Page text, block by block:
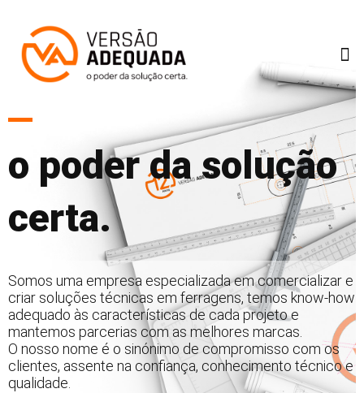
o poder da solução
certa.
Somos uma empresa especializada em comercializar e
criar soluções técnicas em ferragens, temos know-how
adequado às características de cada projeto e
mantemos parcerias com as melhores marcas.
O nosso nome é o sinónimo de compromisso com os
clientes, assente na confiança, conhecimento técnico e
qualidade.